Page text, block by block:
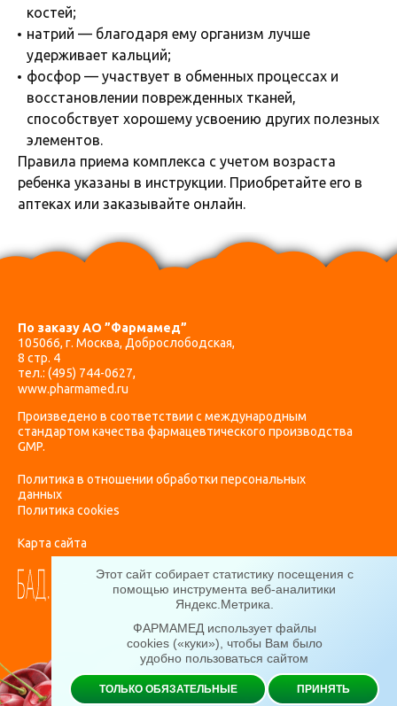
костей;
натрий — благодаря ему организм лучше
удерживает кальций;
фосфор — участвует в обменных процессах и
восстановлении поврежденных тканей,
способствует хорошему усвоению других полезных
элементов.
Правила приема комплекса с учетом возраста
ребенка указаны в инструкции. Приобретайте его в
аптеках или заказывайте онлайн.
Этот сайт собирает статистику посещения с
помощью инструмента веб-аналитики
Яндекс.Метрика
ФАРМАМЕД использует файлы
cookies («куки»), чтобы Вам было
удобно пользоваться сайтом
ТОЛЬКО ОБЯЗАТЕЛЬНЫЕ ПРИНЯТЬ
По заказу АО ”Фармамед”
105066, г. Москва, Доброслободская,
8 стр. 4
тел.: (495) 744-0627,
www.pharmamed.ru
Произведено в соответствии с международным
стандартом качества фармацевтического производства
GMP.
Политика в отношении обработки персональных
данных
Политика cookies
Карта сайта